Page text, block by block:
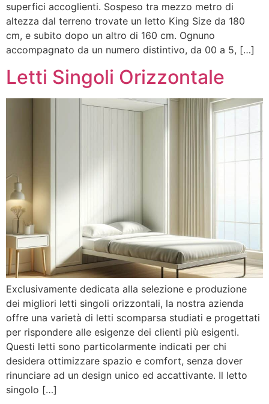
superfici accoglienti. Sospeso tra mezzo metro di
altezza dal terreno trovate un letto King Size da 180
cm, e subito dopo un altro di 160 cm. Ognuno
accompagnato da un numero distintivo, da 00 a 5, […]
Letti Singoli Orizzontale
Exclusivamente dedicata alla selezione e produzione
dei migliori letti singoli orizzontali, la nostra azienda
offre una varietà di letti scomparsa studiati e progettati
per rispondere alle esigenze dei clienti più esigenti.
Questi letti sono particolarmente indicati per chi
desidera ottimizzare spazio e comfort, senza dover
rinunciare ad un design unico ed accattivante. Il letto
singolo […]